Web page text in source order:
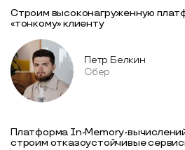
Строим высоконагруженную
«тонкому» клиенту
Петр Белкин
Сбер
Платформа In-Memory-
строим отказоустойчивые